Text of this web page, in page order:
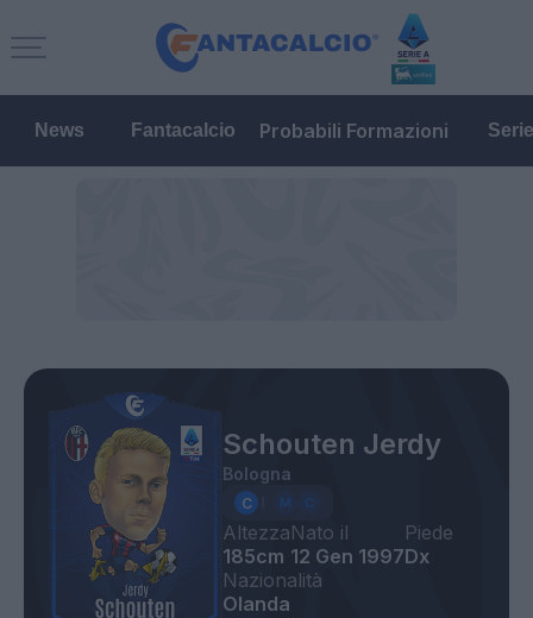
News Fantacalcio Probabili Formazioni
Schouten Jerdy
Bologna
Altezza
185cm
Nato il
12 Gen 1997
Piede
Dx
Nazionalità
Olanda